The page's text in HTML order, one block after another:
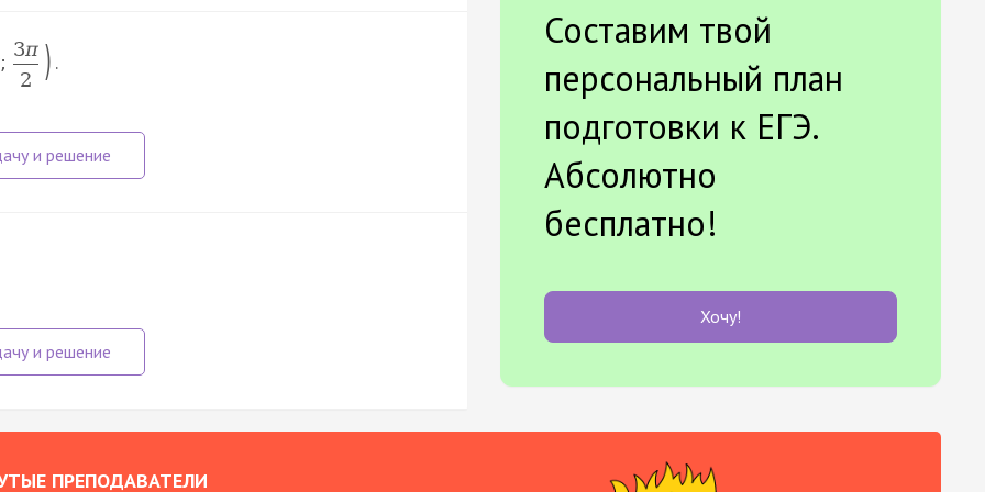
;
3π
2
) .
Составим твой
персональный план
подготовки к ЕГЭ.
Абсолютно
бесплатно!
Хочу!
ПРЕПОДАВАТЕЛИ